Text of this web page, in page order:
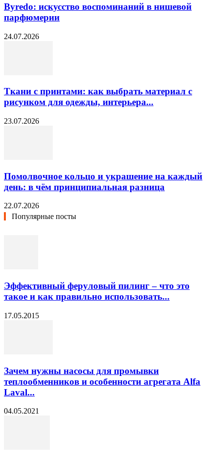
Byredo: искусство воспоминаний в нишевой
парфюмерии
24.07.2026
Ткани с принтами: как выбрать материал с
рисунком для одежды, интерьера...
23.07.2026
Помолвочное кольцо и украшение на каждый
день: в чём принципиальная разница
22.07.2026
Популярные посты
Эффективный феруловый пилинг – что это
такое и как правильно использовать...
17.05.2015
Зачем нужны насосы для промывки
теплообменников и особенности агрегата Alfa
Laval...
04.05.2021